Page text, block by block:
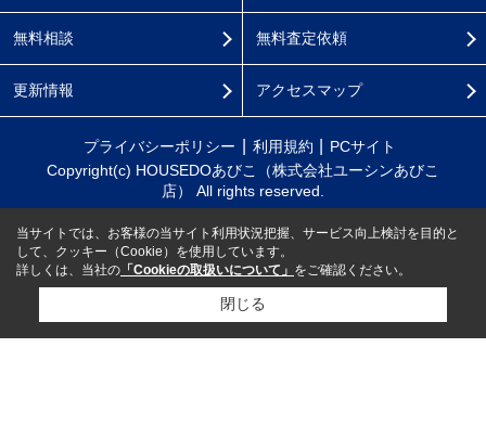
無料相談
更新情報
無料査定依頼
アクセスマップ
プライバシーポリシー 利用規約
PCサイト
Copyright(c) HOUSEDOあびこ（株式会社ユーシンあびこ
店） All rights reserved.
当サイトでは、お客様の当サイト利用状況把握、サービス向上検討を目的と
して、クッキー（Cookie）を使用しています。
詳しくは、当社の 「Cookieの取扱いについて」 をご確認ください。
閉じる